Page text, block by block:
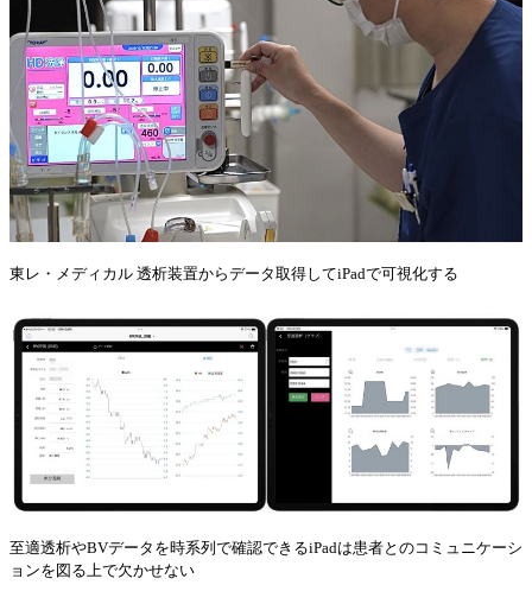
東レ・メディカル 透析装置からデータ取得してiPadで可視化する
至適透析やBVデータを時系列で確認できるiPadは患者とのコミュニケーシ
ョンを図る上で欠かせない